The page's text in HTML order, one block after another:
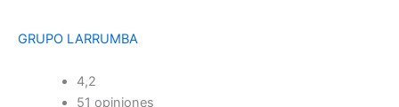
GRUPO LARRUMBA
4,2
51 opiniones